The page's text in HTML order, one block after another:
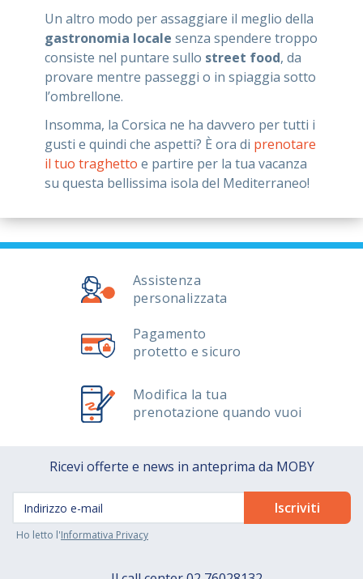
Un altro modo per assaggiare il meglio della
gastronomia locale senza spendere troppo
consiste nel puntare sullo street food, da
provare mentre passeggi o in spiaggia sotto
l’ombrellone.
Insomma, la Corsica ne ha davvero per tutti i
gusti e quindi che aspetti? È ora di prenotare
il tuo traghetto e partire per la tua vacanza
su questa bellissima isola del Mediterraneo!
Assistenza
personalizzata
Pagamento
protetto e sicuro
Modifica la tua
prenotazione quando vuoi
Ricevi offerte e news in anteprima da MOBY
Ho letto l'Informativa Privacy